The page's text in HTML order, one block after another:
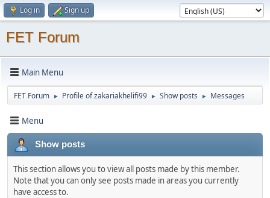
Log in Sign up
FET Forum
Main Menu
FET Forum ► Profile of zakariakhelifi99 ► Show posts ► Messages
Menu
Show posts
This section allows you to view all posts made by this member.
Note that you can only see posts made in areas you currently
have access to.